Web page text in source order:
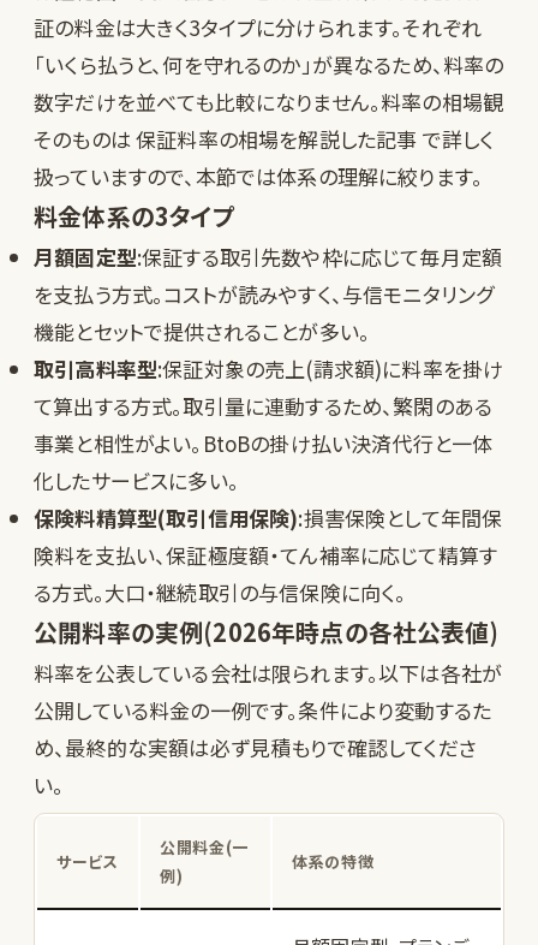
証の料金は大きく3タイプに分けられます。それぞれ
「いくら払うと、何を守れるのか」が異なるため、料率の
数字だけを並べても比較になりません。料率の相場観
そのものは保証料率の相場を解説した記事 で詳しく
扱っていますので、本節では体系の理解に絞ります。
料金体系の3タイプ
月額固定型:保証する取引先数や枠に応じて毎月定額
を支払う方式。コストが読みやすく、与信モニタリング
機能とセットで提供されることが多い。
取引高料率型:保証対象の売上(請求額)に料率を掛け
て算出する方式。取引量に連動するため、繁閑のある
事業と相性がよい。BtoBの掛け払い決済代行と一体
化したサービスに多い。
保険料精算型(取引信用保険):損害保険として年間保
険料を支払い、保証極度額・てん補率に応じて精算す
る方式。大口・継続取引の与信保険に向く。
公開料率の実例(2026年時点の各社公表値)
料率を公表している会社は限られます。以下は各社が
公開している料金の一例です。条件により変動するた
め、最終的な実額は必ず見積もりで確認してくださ
い。
サービス
公開料金(一
例)
体系の特徴